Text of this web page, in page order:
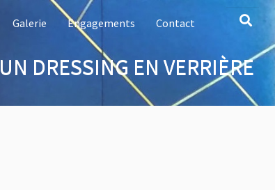
Galerie Engagements Contact
UN DRESSING EN VERRIÈRE